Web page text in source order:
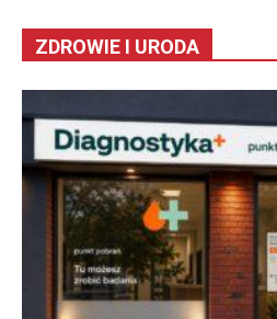
ZDROWIE I URODA